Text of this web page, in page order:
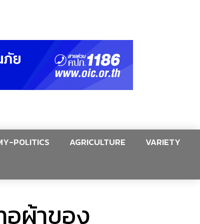
POLITICS AGRICULTURE
VARIETY
ผ้าของ